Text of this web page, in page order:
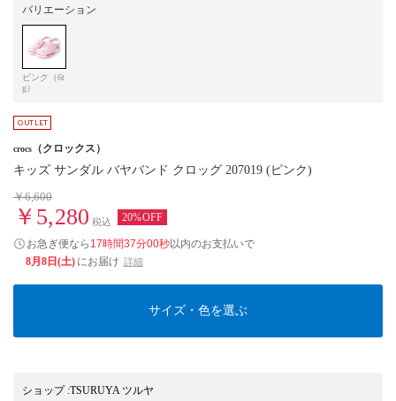
バリエーション
ピンク（6t
g）
crocs （クロックス）
キッズ サンダル バヤバンド クロッグ 207019 (ピンク)
￥6,600
￥5,280 税込 20%OFF
お急ぎ便なら 17時間36分59秒以内のお支払いで
8月8日(土) にお届け 詳細
サイズ・色を選ぶ
ショップ:TSURUYA ツルヤ